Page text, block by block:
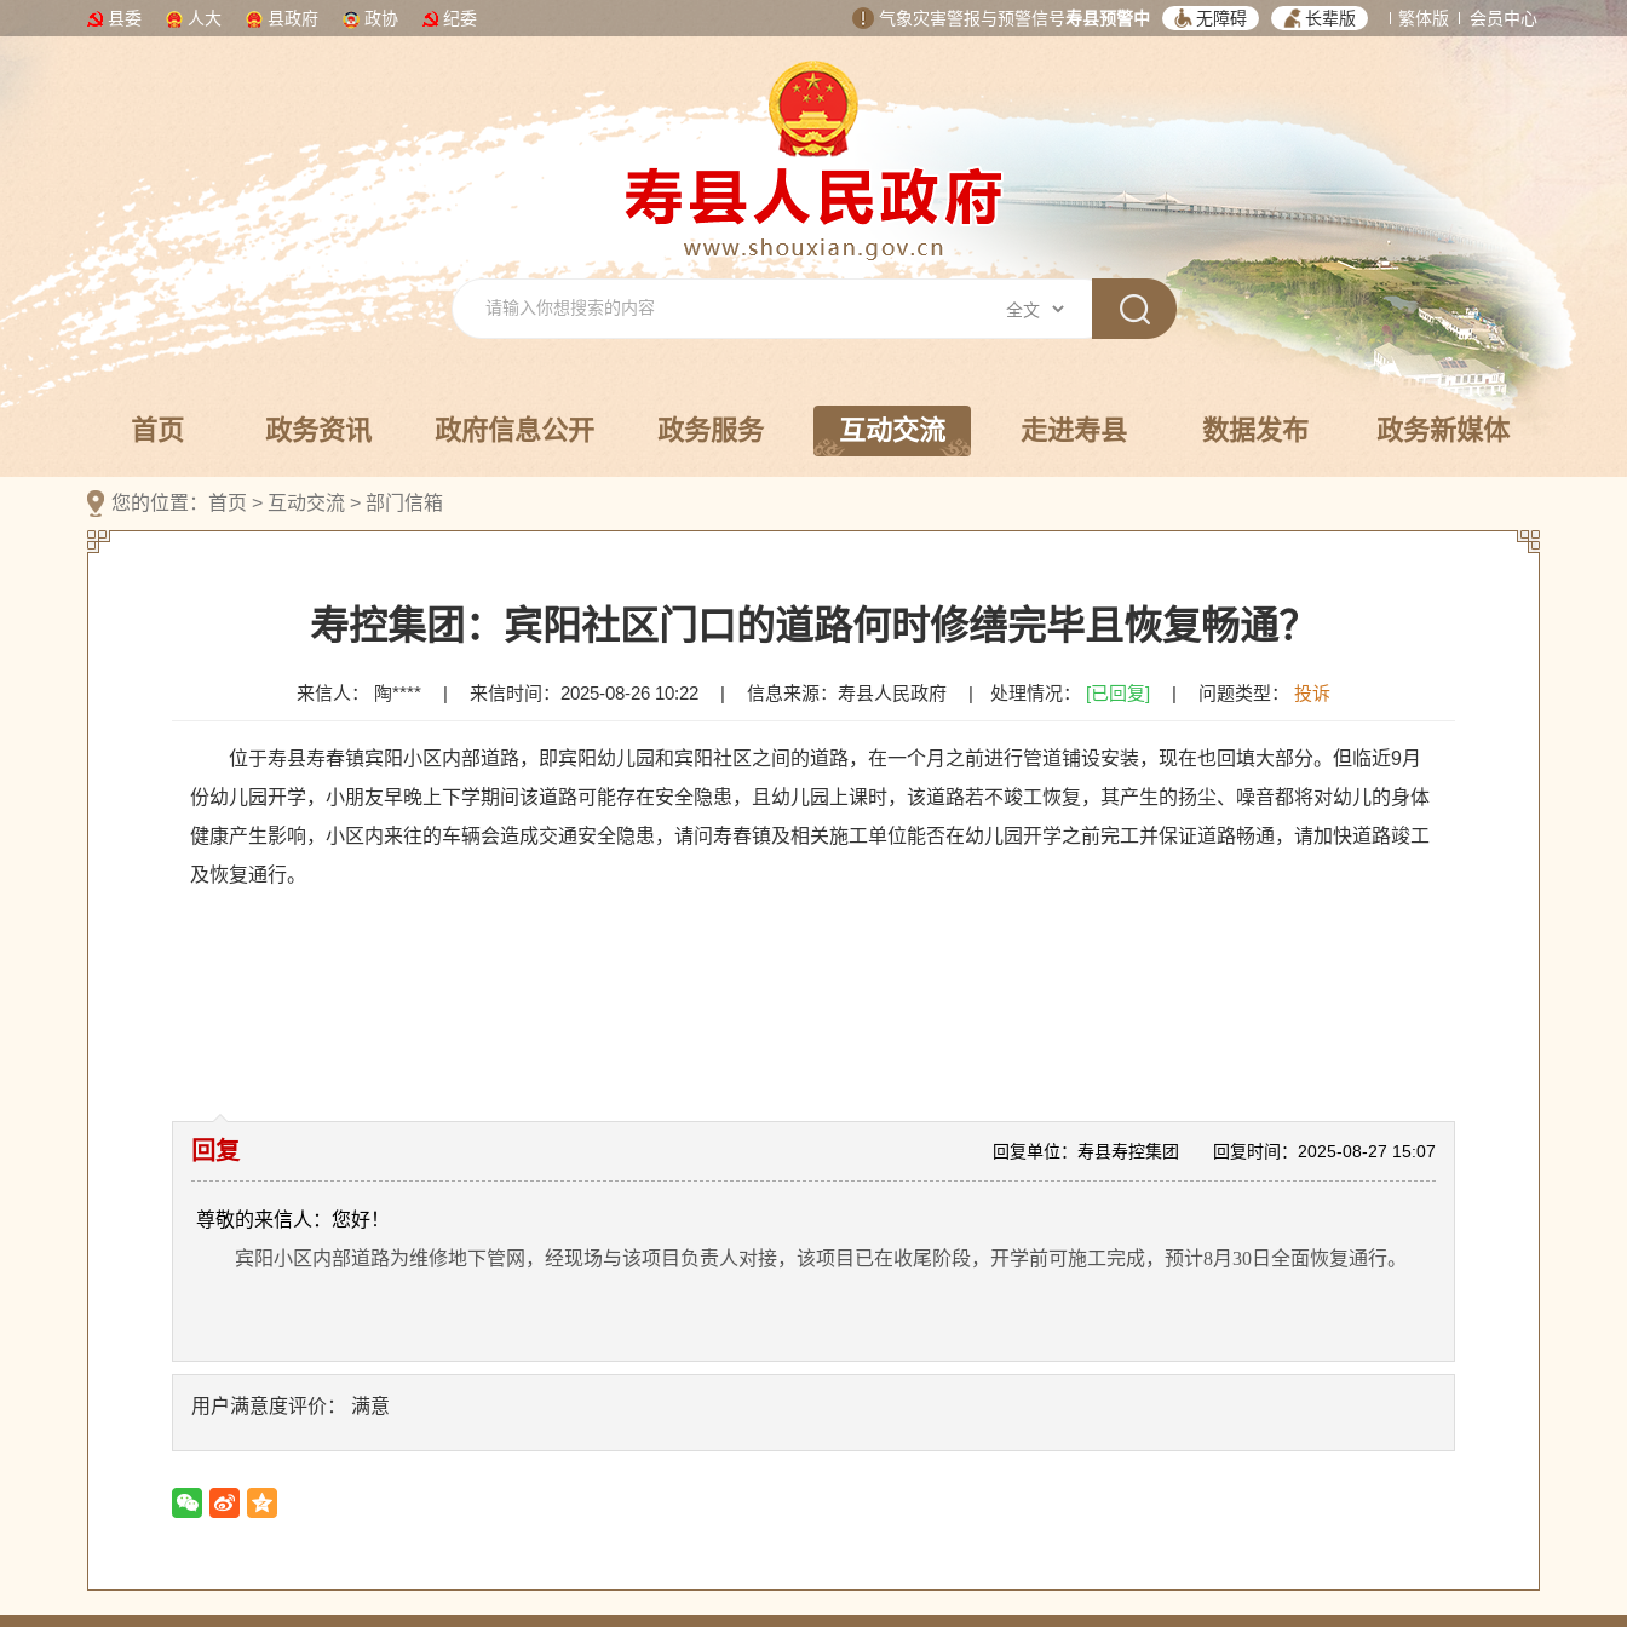
县委 人大 县政府 政协 纪委 气象灾害警报与预警信号寿县预警中 无障碍 长辈版 繁体版 会员中心
首页 政务资讯 政府信息公开 政务服务 互动交流 走进寿县 数据发布 政务新媒体
您的位置： 首页 > 互动交流 > 部门信箱
寿控集团：宾阳社区门口的道路何时修缮完毕且恢复畅通？
来信人： 陶**** | 来信时间：2025-08-26 10:22 | 信息来源：寿县人民政府 | 处理情况： [已回复] | 问题类型： 投诉
位于寿县寿春镇宾阳小区内部道路，即宾阳幼儿园和宾阳社区之间的道路，在一个月之前进行管道铺设安装，现在也回填大部分。但临近9月
份幼儿园开学，小朋友早晚上下学期间该道路可能存在安全隐患，且幼儿园上课时，该道路若不竣工恢复，其产生的扬尘、噪音都将对幼儿的身体
健康产生影响，小区内来往的车辆会造成交通安全隐患，请问寿春镇及相关施工单位能否在幼儿园开学之前完工并保证道路畅通，请加快道路竣工
及恢复通行。
回复时间：2025-08-27 15:07
回复单位：寿县寿控集团
回复
尊敬的来信人：您好！
宾阳小区内部道路为维修地下管网，经现场与该项目负责人对接，该项目已在收尾阶段，开学前可施工完成，预计8月30日全面恢复通行。
用户满意度评价： 满意